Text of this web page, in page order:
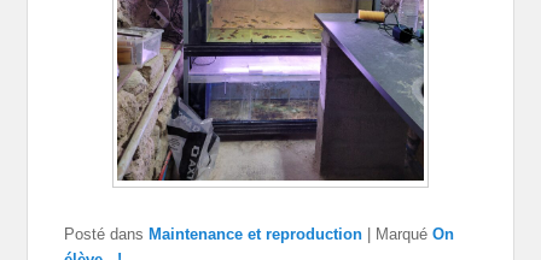
Posté dans Maintenance et reproduction Marqué On